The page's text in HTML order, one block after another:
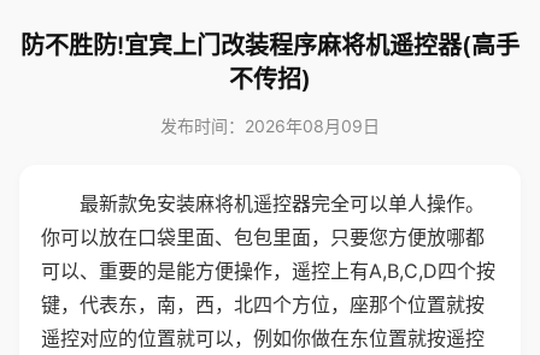
防不胜防!宜宾上门改装程序麻将机遥控器(高手
不传招)
发布时间：2026年08月09日
最新款免安装麻将机遥控器完全可以单人操作。
你可以放在口袋里面、包包里面，只要您方便放哪都
可以、重要的是能方便操作，遥控上有A,B,C,D四个按
键，代表东，南，西，北四个方位，座那个位置就按
遥控对应的位置就可以，例如你做在东位置就按遥控